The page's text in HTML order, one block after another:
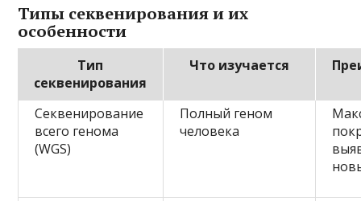
Типы секвенирования и их
особенности
Тип
секвенирования
Что изучается
Секвенирование
всего генома
(WGS)
Полный геном
человека